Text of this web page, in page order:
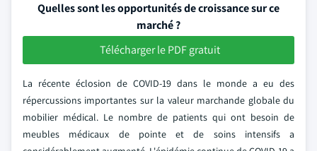
Quelles sont les opportunités de croissance sur ce
marché ?
Télécharger le PDF gratuit
La récente éclosion de COVID-19 dans le monde a eu des
répercussions importantes sur la valeur marchande globale du
mobilier médical. Le nombre de patients qui ont besoin de
meubles médicaux de pointe et de soins intensifs a